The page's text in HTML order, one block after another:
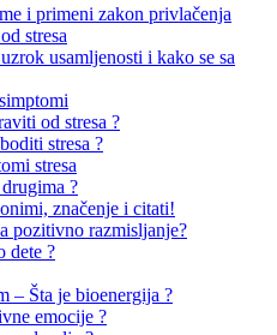
i primeni zakon privlačenja
stresa
usamljenosti i kako se sa
od stresa ?
stresa ?
stresa
?
značenje i citati!
pozitivno razmisljanje?
dete ?
– Šta je bioenergija ?
emocije ?